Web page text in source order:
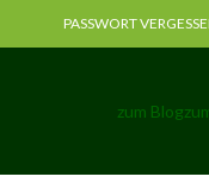
PASSWORT
zum Blog